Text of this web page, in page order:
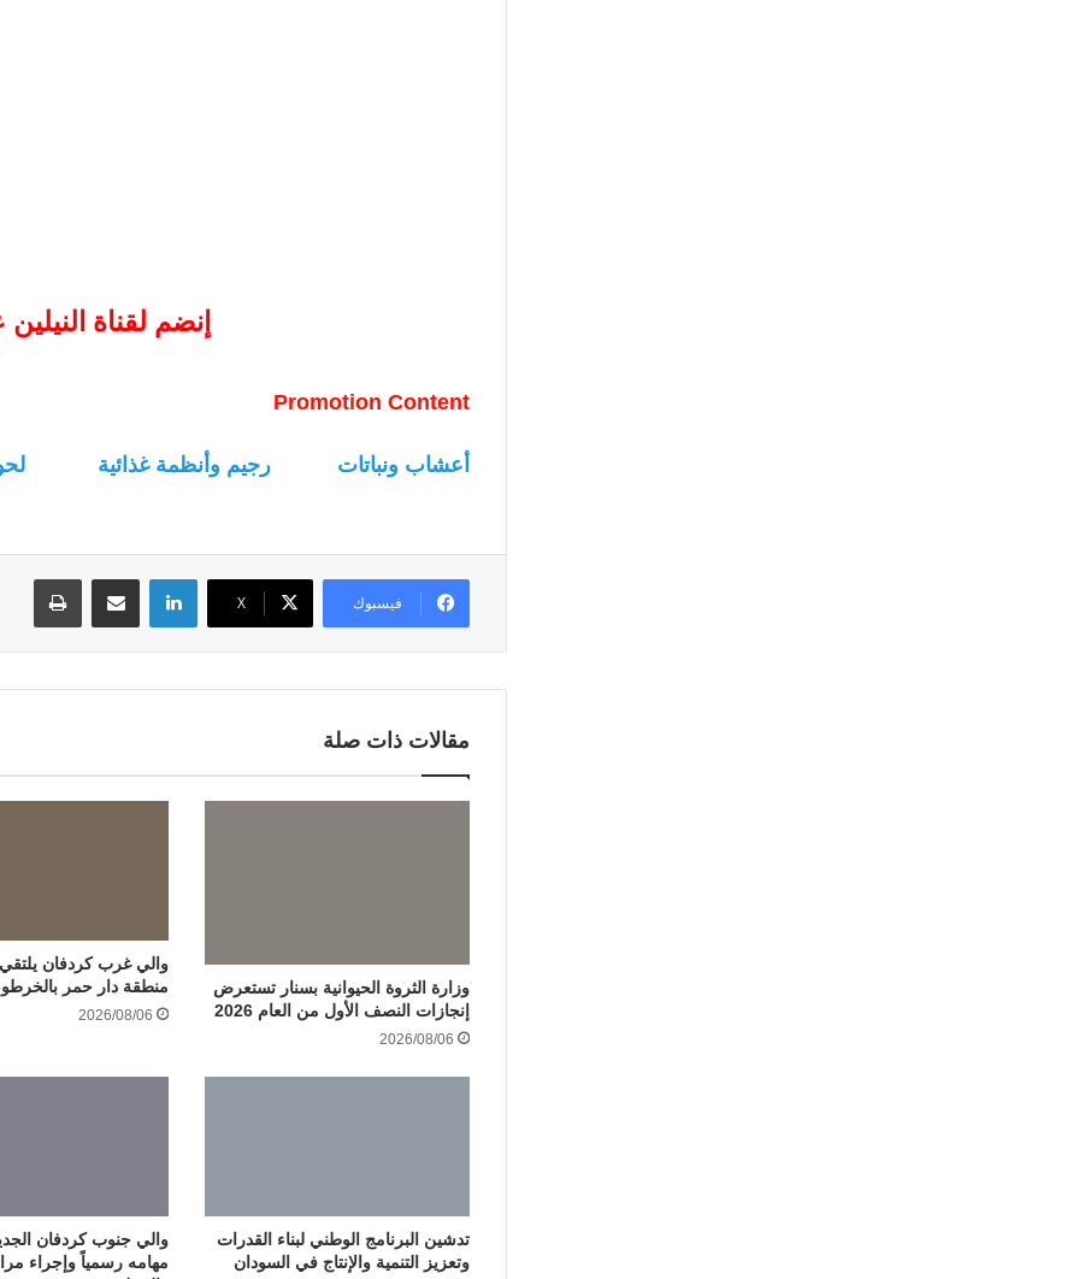
إنضم لقناة
Promotion Content
أعشاب ونباتات رجيم وأنظمة غذائية
فيسبوك ‫X
لينكدإن
مقالات ذات صلة
وزارة الثروة الحيوانية بسنار تستعرض
إنجازات النصف الأول من العام 2026
2026/08/06
والي غرب كردفان يلتقي
منطقة دار حمر
2026/08/06
تدشين البرنامج الوطني لبناء القدرات
وتعزيز التنمية والإنتاج في السودان
والي جنوب كردفان
مهامه رسمياً وإجراء